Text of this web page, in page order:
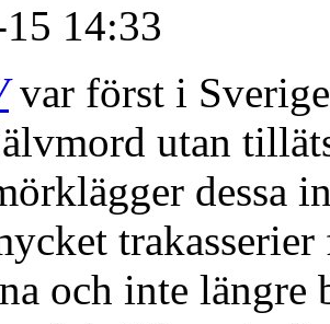
14:33
var först i
utan
dessa
och inte